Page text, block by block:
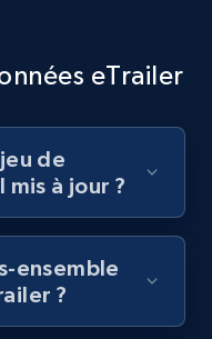
eTrailer
de
à jour ?
ensemble
?